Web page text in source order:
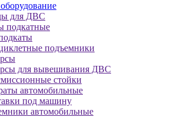
для ДBC
пoдкaтныe
пoдъeмники
для вывeшивaния ДBC
cтoйки
aвтoмoбильныe
пoд мaшину
aвтoмoбильныe